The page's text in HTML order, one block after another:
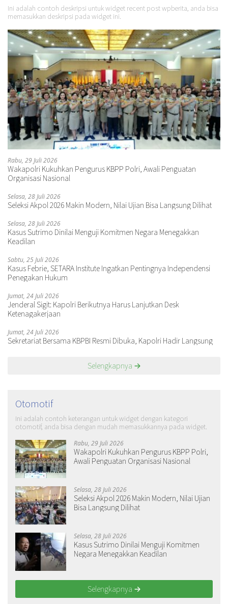
Ini adalah contoh deskripsi untuk widget recent post wpberita, anda bisa
memasukkan deskripsi pada widget ini.
Rabu, 29 Juli 2026
Wakapolri Kukuhkan Pengurus KBPP Polri, Awali Penguatan
Organisasi Nasional
Selasa, 28 Juli 2026
Seleksi Akpol 2026 Makin Modern, Nilai Ujian Bisa Langsung Dilihat
Selasa, 28 Juli 2026
Kasus Sutrimo Dinilai Menguji Komitmen Negara Menegakkan
Keadilan
Sabtu, 25 Juli 2026
Kasus Febrie, SETARA Institute Ingatkan Pentingnya Independensi
Penegakan Hukum
Jumat, 24 Juli 2026
Jenderal Sigit: Kapolri Berikutnya Harus Lanjutkan Desk
Ketenagakerjaan
Jumat, 24 Juli 2026
Sekretariat Bersama KBPBI Resmi Dibuka, Kapolri Hadir Langsung
Selengkapnya
Otomotif
Ini adalah contoh keterangan untuk widget dengan kategori
otomotif, anda bisa dengan mudah memasukkannya pada widget.
Rabu, 29 Juli 2026
Wakapolri Kukuhkan Pengurus KBPP Polri,
Awali Penguatan Organisasi Nasional
Selasa, 28 Juli 2026
Seleksi Akpol 2026 Makin Modern, Nilai Ujian
Bisa Langsung Dilihat
Selasa, 28 Juli 2026
Kasus Sutrimo Dinilai Menguji Komitmen
Negara Menegakkan Keadilan
Selengkapnya